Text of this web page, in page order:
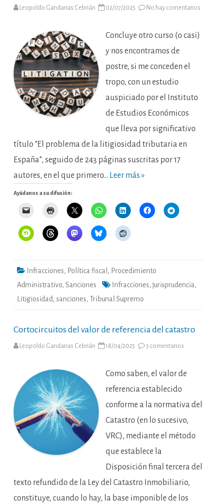
Leopoldo Gandarias Cebrián 02/07/2025 No hay comentarios
Concluye otro curso (o casi)
y nos encontramos de
postre, si me conceden el
tropo, con un estudio
auspiciado por el Instituto
de Estudios Económicos
que lleva por significativo
título “El problema de la litigiosidad tributaria en
España”, seguido de 243 páginas suscritas por 17
autores, en el que primero… Leer más »
Ayúdanos a su difusión:
Infracciones, Política fiscal , Procedimiento
Administrativo, Sanciones Infracciones,jurisprudencia ,
Litigiosidad , sanciones, Tribunal Supremo
Cortocircuitos del valor de referencia del catastro
Leopoldo Gandarias Cebrián 18/04/2025 3 comentarios
de
Como saben, el valor de
referencia establecido
conforme a la normativa del
Catastro (en lo sucesivo,
VRC), mediante el método
que establece la
Disposición final tercera del
texto refundido de la Ley del Catastro Inmobiliario,
constituye, cuando lo hay, la base imponible de los